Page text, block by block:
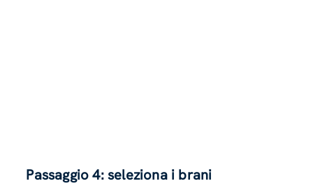
Passaggio 4: seleziona i brani